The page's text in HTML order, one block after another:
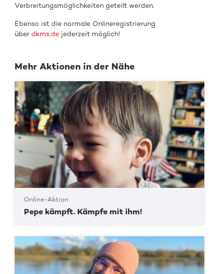
Verbreitungsmöglichkeiten geteilt werden.
Ebenso ist die normale Onlineregistrierung
überdkms.de jederzeit möglich!
Mehr Aktionen in der Nähe
Online-Aktion
Pepe kämpft. Kämpfe mit ihm!